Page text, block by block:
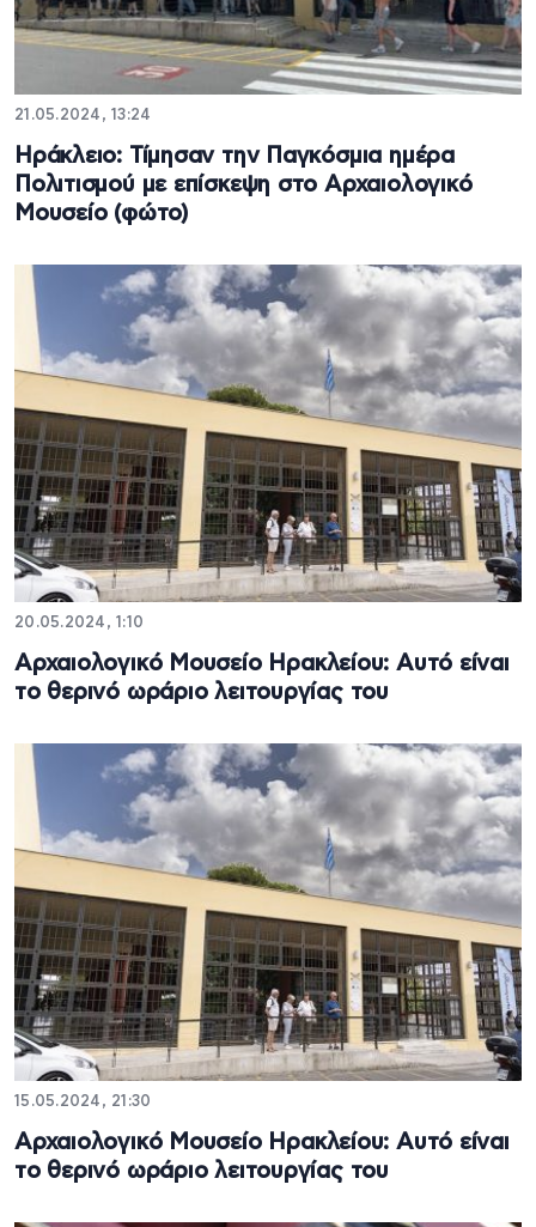
21.05.2024, 13:24
Ηράκλειο: Τίμησαν την Παγκόσμια ημέρα
Πολιτισμού με επίσκεψη στο Αρχαιολογικό
Μουσείο (φώτο)
20.05.2024, 1:10
Αρχαιολογικό Μουσείο Ηρακλείου: Αυτό είναι
το θερινό ωράριο λειτουργίας του
15.05.2024, 21:30
Αρχαιολογικό Μουσείο Ηρακλείου: Αυτό είναι
το θερινό ωράριο λειτουργίας του